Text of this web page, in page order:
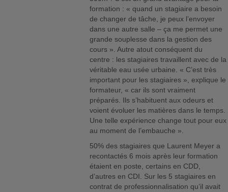
formation : « quand un stagiaire a besoin
de changer de tâche, je peux l’envoyer
dans une autre salle – ça me permet une
grande souplesse dans la gestion des
cours ». Autre atout conséquent du
centre : les stagiaires travaillent avec de la
véritable eau usée urbaine. « C’est très
important pour les stagiaires », explique le
formateur, « car ils sont vraiment
préparés. Ils s’habituent aux odeurs et
voient évoluer les matières dans le temps.
Une telle expérience change tout pour eux
au moment de l’embauche ».
50% des stagiaires que Laurent Meyer a
recontactés 6 mois après leur formation
étaient en poste, certains en CDD,
d’autres en CDI. Sur les 5 stagiaires en
contrat de professionnalisation qu’il avait